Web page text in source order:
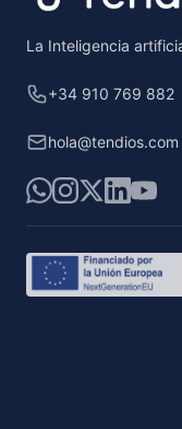
La Inteligencia
+34 910 769 882
hola@tendios.com
WhatsApp
Instagram
X LinkedIn